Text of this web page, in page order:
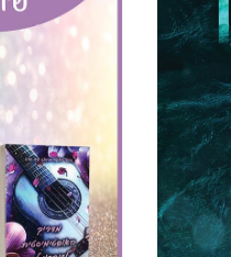
שלה על החזה שלי
לא נתגרש."
מבחורות מהצד, ומנדי
יש שמץ של